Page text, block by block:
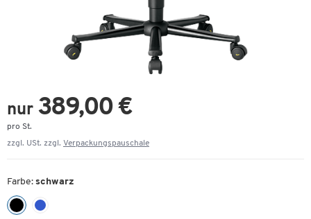
nur 389,00 €
pro St.
zzgl. USt. zzgl. Verpackungspauschale
Farbe: schwarz